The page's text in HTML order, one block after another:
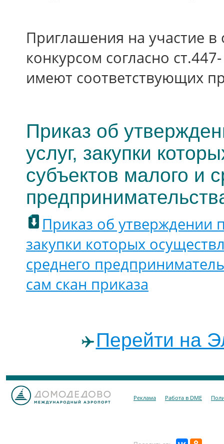
Приглашения на участие
конкурсом согласно
имеют соответствующих
Приказ об
услуг, закупки
субъектов малого и
Приказ об утверждении
закупки которых
среднего
сам скан приказа
Перейти на
Реклама Работа в DME